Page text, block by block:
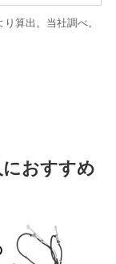
り算出。当社調べ。
おすすめ